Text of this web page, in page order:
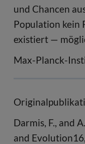
und Chancen
Population kein
existiert —
Max-Planck-
Darmis, F., and
and